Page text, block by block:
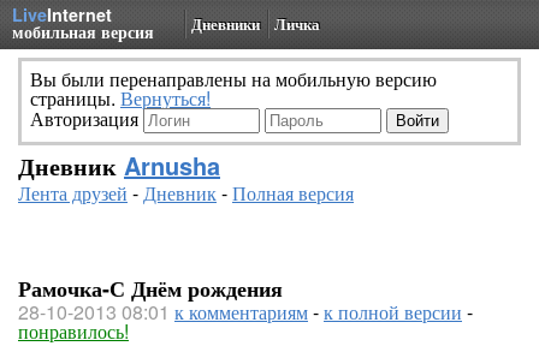
LiveInternet
мобильная версия Дневники Личка
Вы были перенаправлены на мобильную версию
страницы. Вернуться!
Авторизация
Дневник Arnusha
Лента друзей -Дневник-Полная версия
Рамочка-С Днём рождения
28-10-2013 08:01 к комментариям-к полной версии -
понравилось!